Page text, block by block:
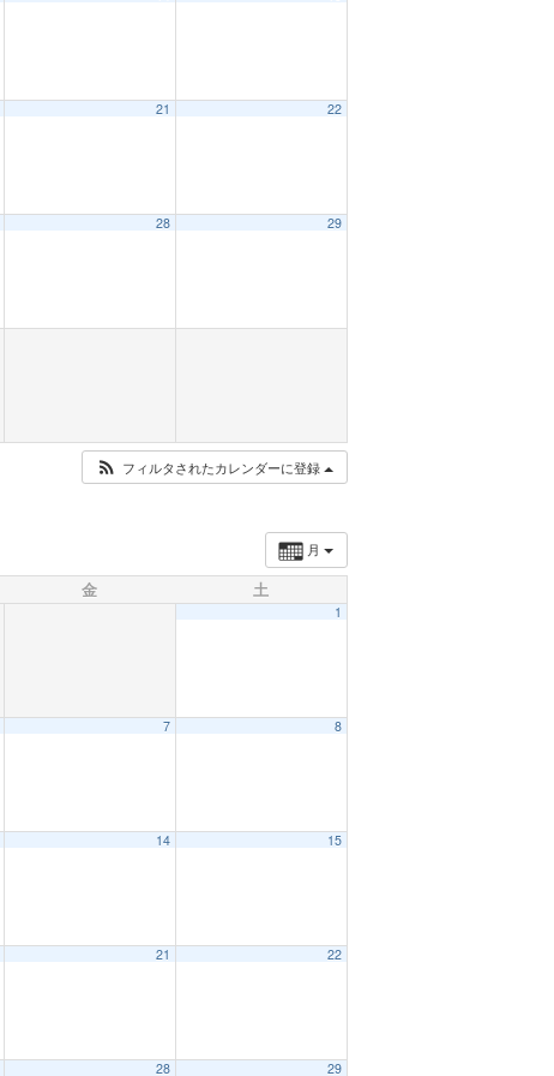
21 22
28 29
フィルタされたカレンダーに登録
月
金 土
1
7 8
14 15
21 22
28 29